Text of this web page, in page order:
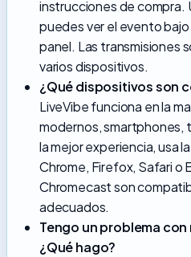
instrucciones de compra.
puedes ver el evento
panel. Las transmisiones
varios dispositivos.
¿Qué dispositivos son
LiveVibe funciona en la
modernos, smartphones,
la mejor experiencia, usa
Chrome, Firefox, Safari o
Chromecast son
adecuados.
Tengo un problema
¿Qué hago?